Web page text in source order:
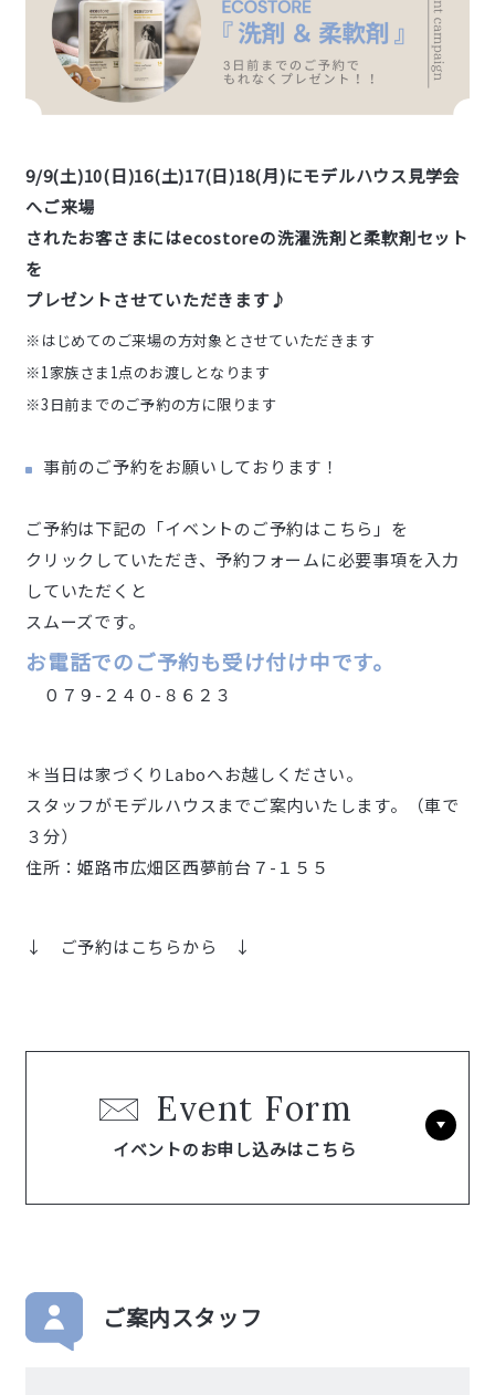
9/9(土)10(日)16(土)17(日)18(月)にモデルハウス見学会
へご来場
されたお客さまにはecostoreの洗濯洗剤と柔軟剤セット
を
プレゼントさせていただきます♪
※はじめてのご来場の方対象とさせていただきます
※1家族さま1点のお渡しとなります
※3日前までのご予約の方に限ります
事前のご予約をお願いしております！
ご予約は下記の「イベントのご予約はこちら」を
クリックしていただき、予約フォームに必要事項を入力
していただくと
スムーズです。
お電話でのご予約も受け付け中です。
０７９-２４０-８６２３
＊当日は家づくりLaboへお越しください。
スタッフがモデルハウスまでご案内いたします。（車で
３分）
住所：姫路市広畑区西夢前台７-１５５
↓ ご予約はこちらから ↓
Event Form
イベントのお申し込みはこちら
ご案内スタッフ